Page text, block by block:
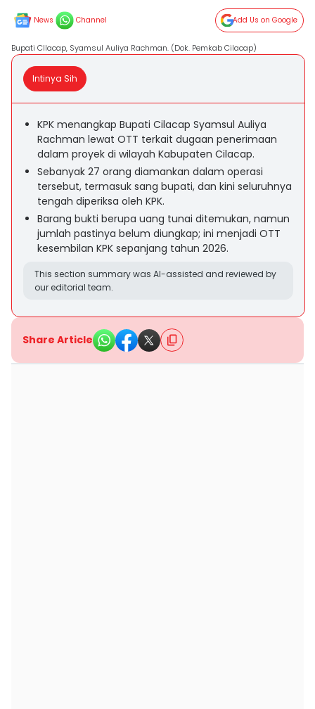
News Channel Add Us on Google
Bupati CIlacap, Syamsul Auliya Rachman. (Dok. Pemkab Cilacap)
Intinya Sih
KPK menangkap Bupati Cilacap Syamsul Auliya
Rachman lewat OTT terkait dugaan penerimaan
dalam proyek di wilayah Kabupaten Cilacap.
Sebanyak 27 orang diamankan dalam operasi
tersebut, termasuk sang bupati, dan kini seluruhnya
tengah diperiksa oleh KPK.
Barang bukti berupa uang tunai ditemukan, namun
jumlah pastinya belum diungkap; ini menjadi OTT
kesembilan KPK sepanjang tahun 2026.
This section summary was AI-assisted and reviewed by
our editorial team.
Share Article